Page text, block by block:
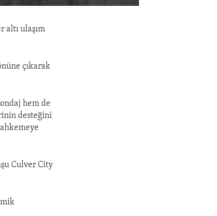
altı ulaşım
çıkarak
hem de
desteğini
Culver City